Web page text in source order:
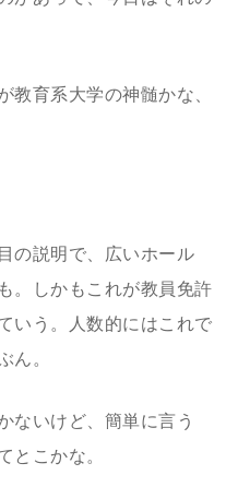
教育系大学の神髄かな、
の説明で、広いホール
。しかもこれが教員免許
いう。人数的にはこれで
ん。
ないけど、簡単に言う
とこかな。